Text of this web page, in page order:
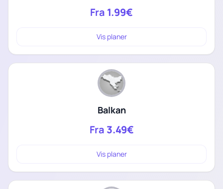
Fra 1.99€
Vis planer
Balkan
Fra 3.49€
Vis planer